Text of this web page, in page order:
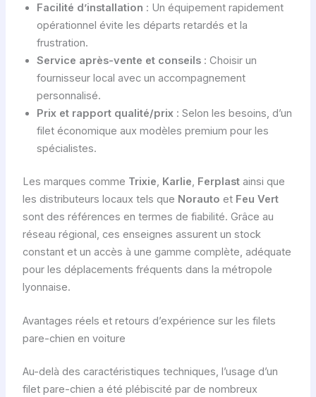
Facilité d’installation : Un équipement rapidement
opérationnel évite les départs retardés et la
frustration.
Service après-vente et conseils: Choisir un
fournisseur local avec un accompagnement
personnalisé.
Prix et rapport qualité/prix: Selon les besoins, d’un
filet économique aux modèles premium pour les
spécialistes.
Les marques comme Trixie, Karlie, Ferplastainsi que
les distributeurs locaux tels que Norauto et Feu Vert
sont des références en termes de fiabilité. Grâce au
réseau régional, ces enseignes assurent un stock
constant et un accès à une gamme complète, adéquate
pour les déplacements fréquents dans la métropole
lyonnaise.
Avantages réels et retours d’expérience sur les filets
pare-chien en voiture
Au-delà des caractéristiques techniques, l’usage d’un
filet pare-chien a été plébiscité par de nombreux